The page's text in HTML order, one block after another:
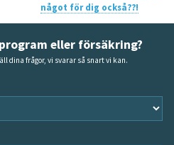
något för dig också??!
eller försäkring?
dina frågor, vi svarar så snart vi kan.